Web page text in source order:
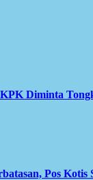
Diminta
Pos